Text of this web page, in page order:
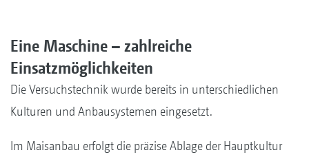
Eine Maschine – zahlreiche
Einsatzmöglichkeiten
Die Versuchstechnik wurde bereits in unterschiedlichen
Kulturen und Anbausystemen eingesetzt.
Im Maisanbau erfolgt die präzise Ablage der Hauptkultur